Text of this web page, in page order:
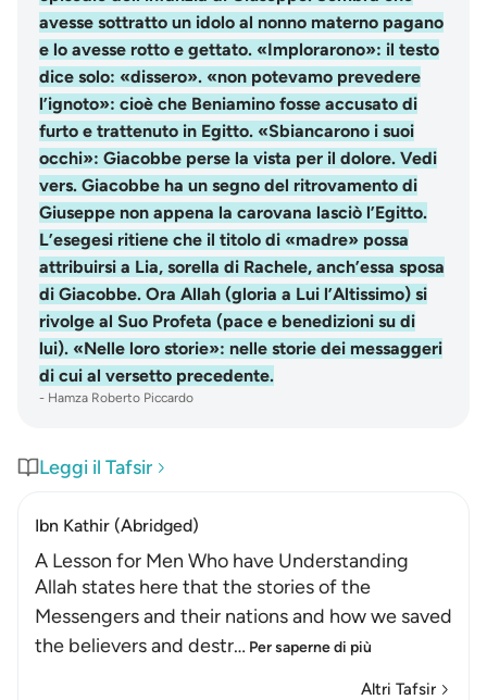
Leggi il Tafsir
Ibn Kathir (Abridged)
A Lesson for Men Who have Understanding
Allah states here that the stories of the
Messengers and their nations and how we saved
the believers and destr… Per saperne di più
Altri Tafsir
- Hamza Roberto Piccardo